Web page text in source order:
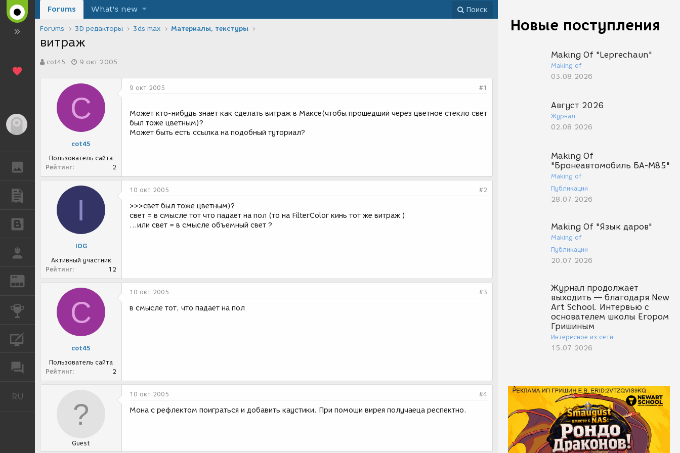
ГАЛЕРЕЯ
ПУБЛИКАЦИИ
БЛОГИ
REN ЖУРНАЛ
КОНКУРСЫ
ФОРУМ
RU
Новые поступления
Making Of "Leprechaun"
Making of
03.08.2026
Август 2026
Журнал
02.08.2026
Making Of
"Бронеавтомобиль БА-М85"
Making of
Публикации
28.07.2026
Making Of "Язык даров"
Making of
Публикации
20.07.2026
Журнал продолжает
выходить — благодаря New
Art School. Интервью с
основателем школы Егором
Гришиным
Интересное из сети
15.07.2026
Forums What's new Поиск
Forums 3D редакторы 3ds max Материалы, текстуры
витраж
в
cot45
а
а
о
д
и
я
9 окт 2005
C
cot45
Пользователь сайта
Рейтинг
2
9 окт 2005 #1
Может кто-нибудь знает как сделать витраж в Максе(чтобы прошедший через цветное стекло свет
был тоже цветным)?
Может быть есть ссылка на подобный туториал?
I
IOG
Активный участник
Рейтинг
12
10 окт 2005 #2
>>>свет был тоже цветным)?
свет = в смысле тот что падает на пол (то на FilterColor кинь тот же витраж )
...или свет = в смысле объемный свет ?
C
cot45
Пользователь сайта
Рейтинг
2
10 окт 2005 #3
в смысле тот, что падает на пол
Guest
10 окт 2005 #4
Мона с рефлектом поиграться и добавить каустики. При помощи вирея получаеца респектно.